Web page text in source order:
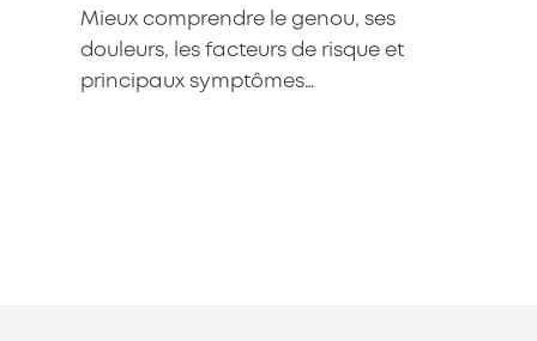
Mieux comprendre le genou, ses
douleurs, les facteurs de risque et
principaux symptômes…